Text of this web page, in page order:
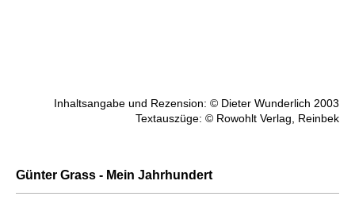
Inhaltsangabe und Rezension: © Dieter Wunderlich 2003
Textauszüge: © Rowohlt Verlag, Reinbek
Günter Grass - Mein Jahrhundert